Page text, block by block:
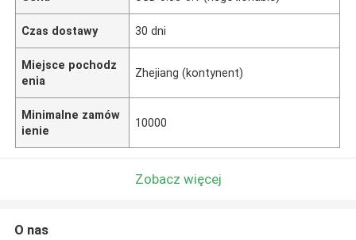
Czas dostawy 30 dni
Miejsce pochodz
enia
Zhejiang (kontynent)
Minimalne zamów
ienie
10000
Zobacz więcej
O nas